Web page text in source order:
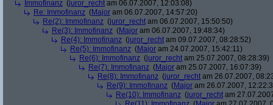
Immofinanz (juror_recht am 06.07.2007, 12:03:08)
Re: Immofinanz (Major am 06.07.2007, 14:57:20)
Re(2): Immofinanz (juror_recht am 06.07.2007, 15:50:50)
Re(3): Immofinanz (Major am 06.07.2007, 19:48:34)
Re(4): Immofinanz (juror_recht am 09.07.2007, 08:28:52)
Re(5): Immofinanz (Major am 24.07.2007, 15:42:11)
Re(6): Immofinanz (juror_recht am 25.07.2007, 08:28:39)
Re(7): Immofinanz (Major am 25.07.2007, 16:07:39)
Re(8): Immofinanz (juror_recht am 26.07.2007,
Re(9): Immofinanz (Major am 26.07.2007,
Re(10): Immofinanz (juror_recht am